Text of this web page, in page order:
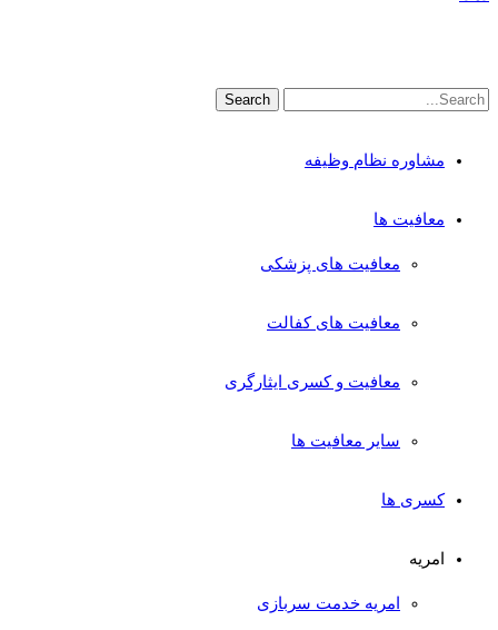
مشاوره نظام وظیفه
معافیت ها
معافیت های پزشکی
معافیت های کفالت
معافیت و کسری ایثارگری
سایر معافیت ها
کسری ها
امریه
امریه خدمت سربازی